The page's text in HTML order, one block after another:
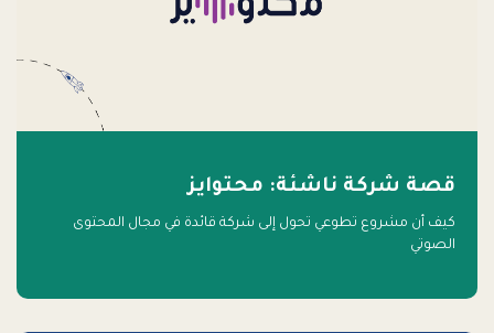
قصة شركة ناشئة: محتوايز
كيف أن مشروع تطوعي تحول إلى شركة قائدة في مجال المحتوى
الصوتي